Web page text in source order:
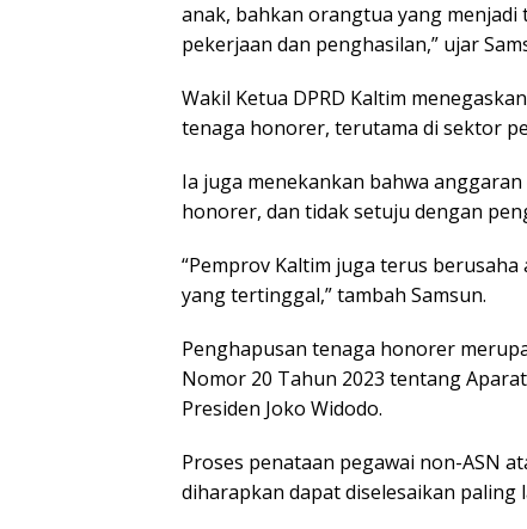
anak, bahkan orangtua yang
pekerjaan dan penghasilan,” ujar
Wakil Ketua DPRD Kaltim
tenaga honorer, terutama di sektor
Ia juga menekankan bahwa
honorer, dan tidak setuju dengan
“Pemprov Kaltim juga terus
yang tertinggal,” tambah Samsun.
Penghapusan tenaga honorer
Nomor 20 Tahun 2023 tentang
Presiden Joko Widodo.
Proses penataan pegawai non-ASN
diharapkan dapat diselesaikan paling